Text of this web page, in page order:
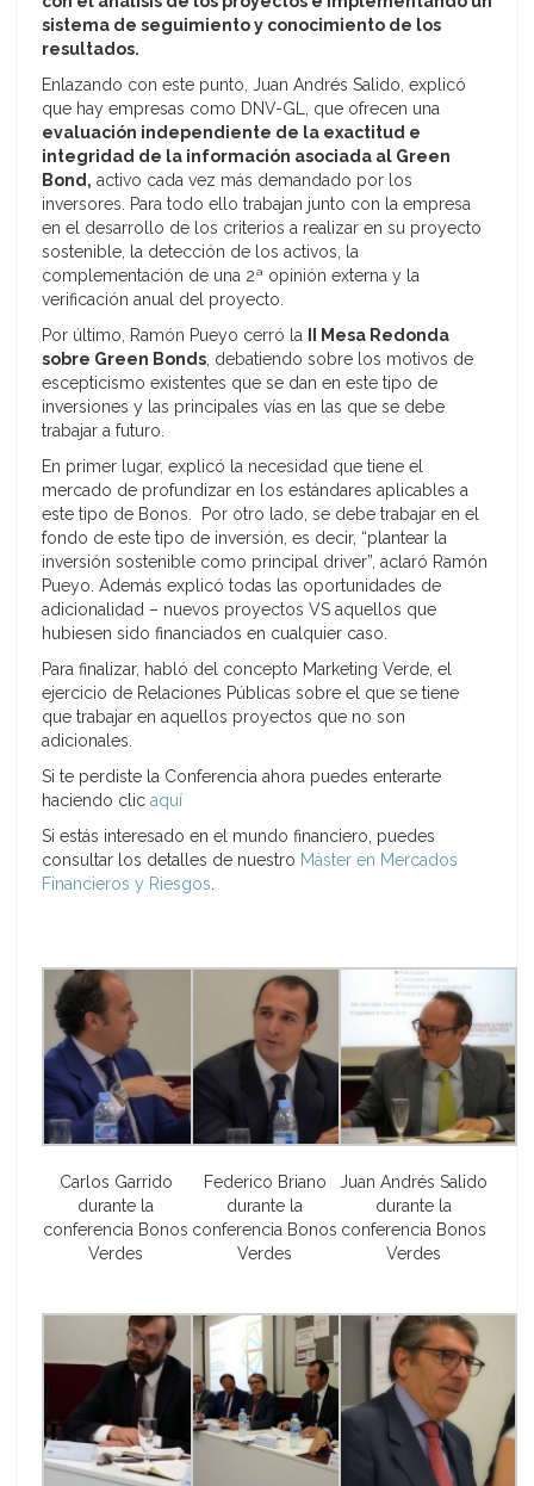
sistema de seguimiento y conocimiento de los
resultados.
Enlazando con este punto, Juan Andrés Salido, explicó
que hay empresas como DNV-GL, que ofrecen una
evaluación independiente de la exactitud e
integridad de la información asociada al Green
Bond, activo cada vez más demandado por los
inversores. Para todo ello trabajan junto con la empresa
en el desarrollo de los criterios a realizar en su proyecto
sostenible, la detección de los activos, la
complementación de una 2ª opinión externa y la
verificación anual del proyecto.
Por último, Ramón Pueyo cerró la
II Mesa Redonda
sobre Green Bonds, debatiendo sobre los motivos de
escepticismo existentes que se dan en este tipo de
inversiones y las principales vías en las que se debe
trabajar a futuro.
En primer lugar, explicó la necesidad que tiene el
mercado de profundizar en los estándares aplicables a
este tipo de Bonos. Por otro lado, se debe trabajar en el
fondo de este tipo de inversión, es decir, “plantear la
inversión sostenible como principal driver”, aclaró Ramón
Pueyo. Además explicó todas las oportunidades de
adicionalidad – nuevos proyectos VS aquellos que
hubiesen sido financiados en cualquier caso.
Para finalizar, habló del concepto Marketing Verde, el
ejercicio de Relaciones Públicas sobre el que se tiene
que trabajar en aquellos proyectos que no son
adicionales.
Si te perdiste la Conferencia ahora puedes enterarte
haciendo clic aquí
Si estás interesado en el mundo financiero, puedes
consultar los detalles de nuestro Máster en Mercados
Financieros y Riesgos.
Carlos Garrido
durante la
conferencia Bonos
Verdes
Federico Briano
durante la
conferencia Bonos
Verdes
Juan Andrés Salido
durante la
conferencia Bonos
Verdes